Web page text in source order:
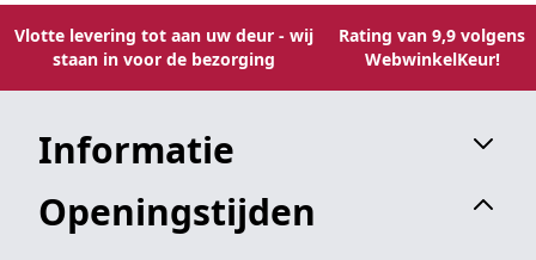
Vlotte levering tot aan uw deur - wij
staan in voor de bezorging
Rating van 9,9 volgens
WebwinkelKeur!
Informatie
Openingstijden